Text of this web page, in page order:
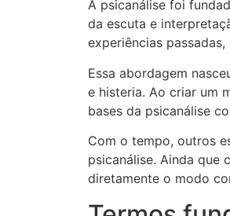
A psicanálise foi
da escuta e
experiências
Essa abordagem
e histeria. Ao criar um
bases da psicanálise
Com o tempo, outros
psicanálise. Ainda que
diretamente o modo